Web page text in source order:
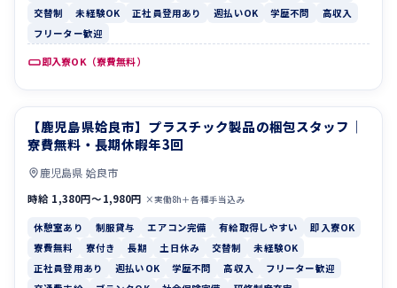
交替制
未経験OK 正社員登用あり 週払いOK 学歴不問
高収入
フリーター歓迎
即入寮OK（寮費無料）
休憩室あり 制服貸与
【鹿児島県姶良市】プラスチック製品の梱包スタッフ｜
寮費無料・長期休暇年3回
鹿児島県 姶良市
時給 1,380円〜1,980円 ×実働8h＋各種手当込み
休憩室あり 制服貸与 エアコン完備 有給取得しやすい
即入寮OK
寮費無料
寮付き 長期 土日休み 交替制
未経験OK
正社員登用あり
週払いOK 学歴不問 高収入
フリーター歓迎